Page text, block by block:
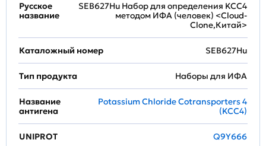
Русское
название
SEB627Hu Набор для определения KCC4
методом ИФА (человек) <Cloud-
Clone,Китай>
Каталожный номер SEB627Hu
Тип продукта Наборы для ИФА
Название
антигена
Potassium Chloride Cotransporters 4
(KCC4)
UNIPROT Q9Y666